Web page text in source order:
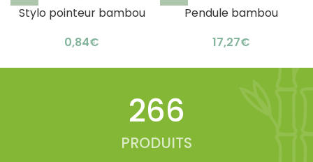
Stylo pointeur bambou
naturel
€
Pendule bambou
design écologique
€
333
PRODUITS